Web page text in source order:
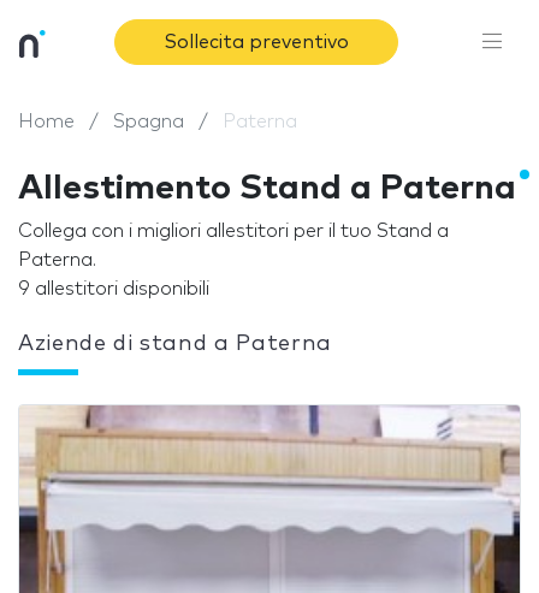
Sollecita preventivo
Home Spagna Paterna
Allestimento Stand a Paterna
Collega con i migliori allestitori per il tuo Stand a
Paterna.
9 allestitori disponibili
Aziende di stand a Paterna